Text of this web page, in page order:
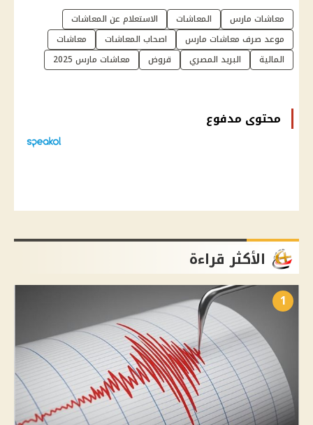
معاشات مارس المعاشات
الاستعلام عن المعاشات
موعد صرف معاشات مارس
اصحاب المعاشات
معاشات
المالية
البريد المصري قروض معاشات مارس 2025
محتوى مدفوع
الأكثر قراءة
1